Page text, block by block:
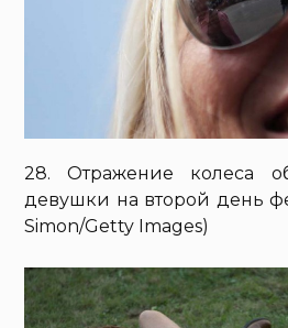
28. Отражение колеса
девушки на второй день
Simon/Getty Images)